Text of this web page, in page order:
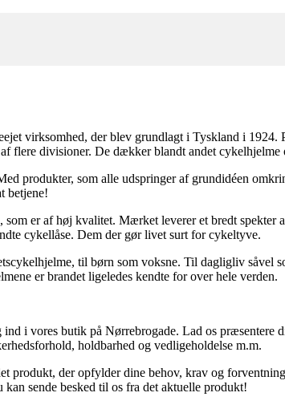
virksomhed, der blev grundlagt i Tyskland i
flere divisioner. De dækker blandt andet cykelhjelme
produkter, som alle udspringer af grundidéen
betjene!
er af høj kvalitet. Mærket leverer et bredt
cykellåse. Dem der gør livet surt for cykeltyve.
til børn som voksne. Til dagligliv
er brandet ligeledes kendte for over hele verden.
i vores butik på Nørrebrogade. Lad os
holdbarhed og vedligeholdelse m.m.
produkt, der opfylder dine behov, krav og
sende besked til os fra det aktuelle produkt!